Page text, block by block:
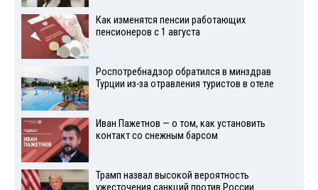
Как изменятся пенсии работающих
пенсионеров с 1 августа
Роспотребнадзор обратился в минздрав
Турции из-за отравления туристов в отеле
Иван Пажетнов — о том, как установить
контакт со снежным барсом
Трамп назвал высокой вероятность
ужесточения санкций против России